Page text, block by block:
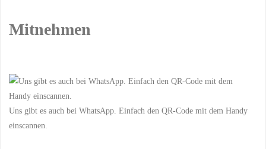
Mitnehmen
Uns gibt es auch bei WhatsApp. Einfach den QR-Code mit dem Handy
einscannen.